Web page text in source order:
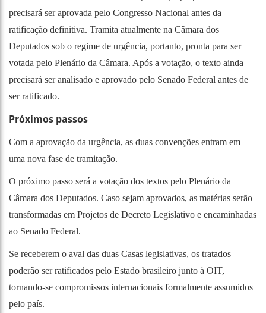
precisará ser aprovada pelo Congresso Nacional antes da
ratificação definitiva. Tramita atualmente na Câmara dos
Deputados sob o regime de urgência, portanto, pronta para ser
votada pelo Plenário da Câmara. Após a votação, o texto ainda
precisará ser analisado e aprovado pelo Senado Federal antes de
ser ratificado.
Próximos passos
Com a aprovação da urgência, as duas convenções entram em
uma nova fase de tramitação.
O próximo passo será a votação dos textos pelo Plenário da
Câmara dos Deputados. Caso sejam aprovados, as matérias serão
transformadas em Projetos de Decreto Legislativo e encaminhadas
ao Senado Federal.
Se receberem o aval das duas Casas legislativas, os tratados
poderão ser ratificados pelo Estado brasileiro junto à OIT,
tornando-se compromissos internacionais formalmente assumidos
pelo país.